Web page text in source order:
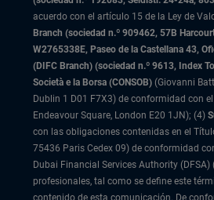
acuerdo con el artículo 15 de la Ley de
Branch (sociedad n.º 909462, 57B
W2765338E, Paseo de la Castellana 43,
(DIFC Branch) (sociedad n.º 9613, Index
Società e la Borsa (CONSOB) (Giovanni
Dublin 1 D01 F7X3) de conformidad con
Endeavour Square, London E20 1JN); (4)
con las obligaciones contenidas en el
75436 Paris Cedex 09) de conformidad
Dubai Financial Services Authority
profesionales, tal como se define este
contenido de esta comunicación. De